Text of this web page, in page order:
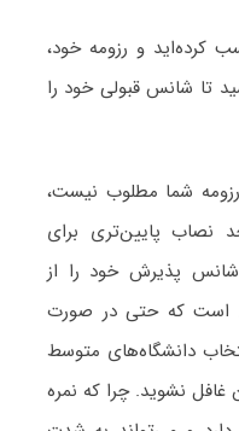
کرده‌اید و رزومه خود،
تا شانس قبولی خود را
رزومه شما مطلوب نیست،
نصاب پایین‌تری برای
شانس پذیرش خود را از
است که حتی در صورت
دانشگاه‌های متوسط
نشوید. چرا که نمره